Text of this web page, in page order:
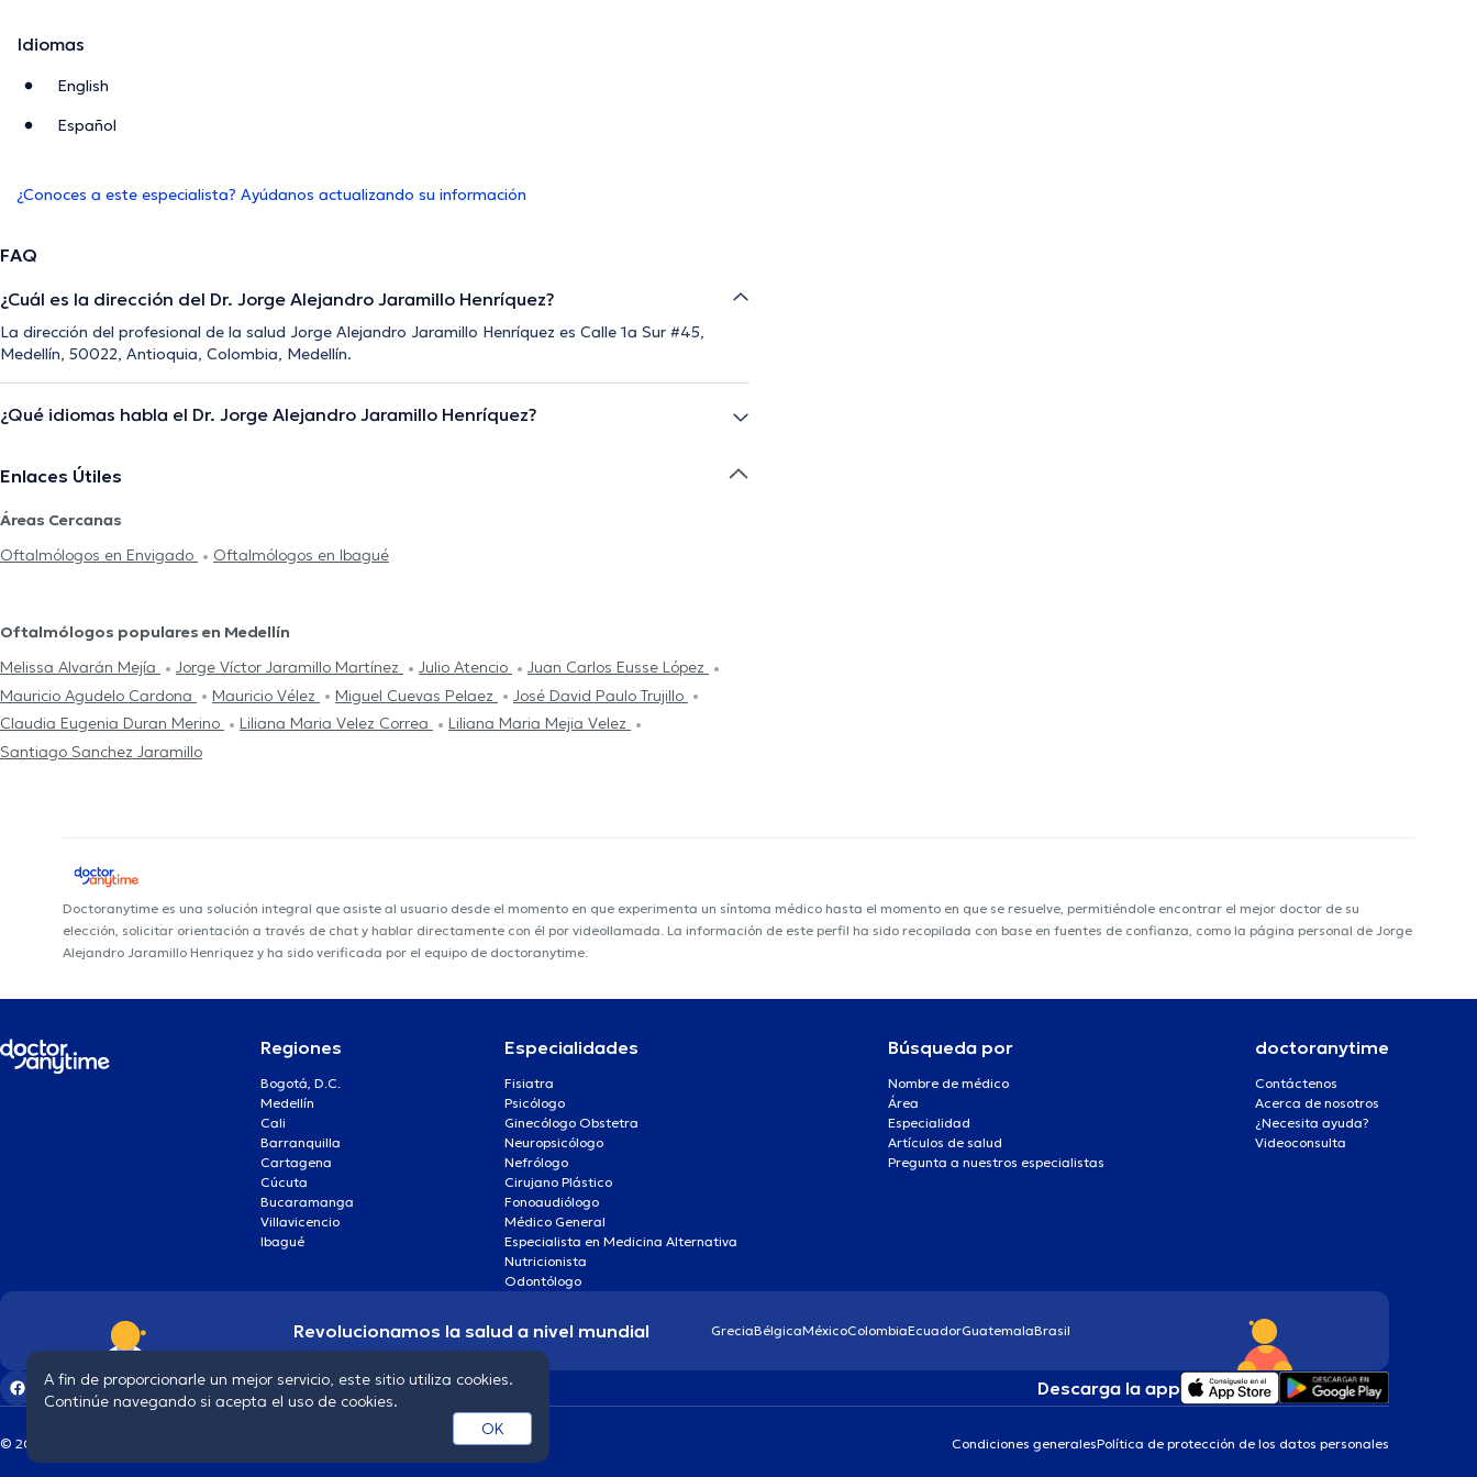
Idiomas
English
Español
¿Conoces a este especialista? Ayúdanos actualizando su información
FAQ
¿Cuál es la dirección del Dr. Jorge Alejandro Jaramillo Henríquez?
La dirección del profesional de la salud Jorge Alejandro Jaramillo Henríquez es Calle 1a Sur #45,
Medellín, 50022, Antioquia, Colombia, Medellín.
¿Qué idiomas habla el Dr. Jorge Alejandro Jaramillo Henríquez?
Enlaces Útiles
Áreas Cercanas
Oftalmólogos en Envigado
Oftalmólogos en Ibagué
Oftalmólogos populares en Medellín
Melissa Alvarán Mejía
Jorge Víctor Jaramillo Martínez Julio Atencio
Juan Carlos Eusse López
Mauricio Agudelo Cardona
Mauricio Vélez Miguel Cuevas Pelaez
José David Paulo Trujillo
Claudia Eugenia Duran Merino
Liliana Maria Velez Correa
Liliana Maria Mejia Velez
Santiago Sanchez Jaramillo
Doctoranytime es una solución integral que asiste al usuario desde el momento en que experimenta un síntoma médico hasta el momento en que se resuelve, permitiéndole encontrar el mejor doctor de su
elección, solicitar orientación a través de chat y hablar directamente con él por videollamada. La información de este perfil ha sido recopilada con base en fuentes de confianza, como la página personal de Jorge
Alejandro Jaramillo Henriquez y ha sido verificada por el equipo de doctoranytime.
Regiones
Bogotá, D.C.
Medellín
Cali
Barranquilla
Cartagena
Cúcuta
Bucaramanga
Villavicencio
Ibagué
Especialidades
Fisiatra
Psicólogo
Ginecólogo Obstetra
Neuropsicólogo
Nefrólogo
Cirujano Plástico
Fonoaudiólogo
Médico General
Especialista en Medicina Alternativa
Nutricionista
Odontólogo
Búsqueda por
Nombre de médico
Área
Especialidad
Artículos de salud
Pregunta a nuestros especialistas
doctoranytime
Contáctenos
Acerca de nosotros
¿Necesita ayuda?
Videoconsulta
Revolucionamos la salud a nivel mundial GreciaBélgicaMéxicoColombiaEcuadorGuatemalaBrasil
Descarga la app
Condiciones generalesPolítica de protección de los datos personales
© 2026 doctoranytime
A fin de proporcionarle un mejor servicio, este sitio utiliza cookies.
Continúe navegando si acepta el uso de cookies.
OK